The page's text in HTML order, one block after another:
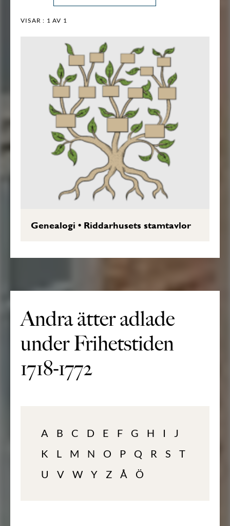
VISAR : 1 AV 1
Genealogi • Riddarhusets stamtavlor
Andra ätter adlade
under Frihetstiden
1718-1772
A B C D E F G H I
J
K
L M N O P Q R S
T
U
V W Y Z Å Ö